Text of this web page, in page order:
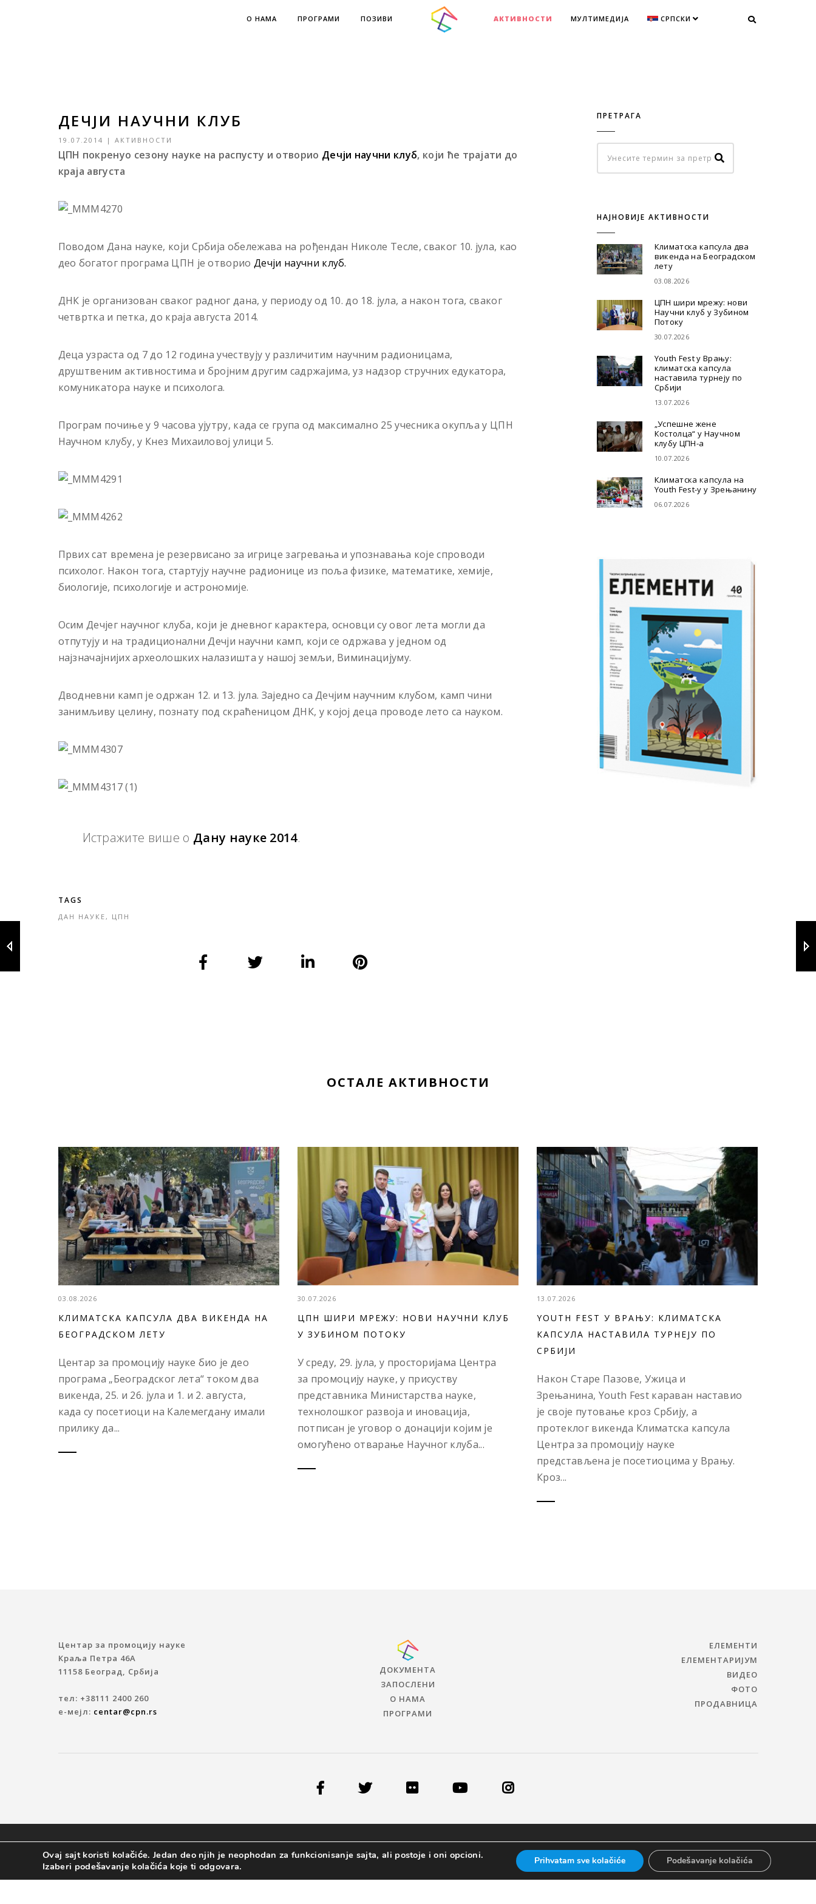
О НАМА ПРОГРАМИ ПОЗИВИ АКТИВНОСТИ МУЛТИМЕДИЈА СРПСКИ
ДЕЧЈИ НАУЧНИ КЛУБ
19.07.2014 | АКТИВНОСТИ
ЦПН покренуо сезону науке на распусту и отворио Дечји научни клуб, који ће трајати до
краја августа
Поводом Дана науке, који Србија обележава на рођендан Николе Тесле, сваког 10. jула, као
део богатог програма ЦПН је отвориоДечји научни клуб.
ДНК је организован сваког радног дана, у периоду од 10. до 18. јула, а након тога, сваког
четвртка и петка, до краја августа 2014.
Деца узраста од 7 до 12 година учествују у различитим научним радионицама,
друштвеним активностима и бројним другим садржајима, уз надзор стручних едукатора,
комуникатора науке и психолога.
Програм почиње у 9 часова ујутру, када се група од максимално 25 учесника окупља у ЦПН
Научном клубу, у Кнез Михаиловој улици 5.
Првих сат времена је резервисано за игрице загревања и упознавања које спроводи
психолог. Након тога, стартују научне радионице из поља физике, математике, хемије,
биологије, психологије и астрономије.
Осим Дечјег научног клуба, који је дневног карактера, основци су овог лета могли да
отпутују и на традиционални Дечји научни камп, који се одржава у једном од
најзначајнијих археолошких налазишта у нашој земљи, Виминацијуму.
Дводневни камп је одржан 12. и 13. jула. Заједно са Дечјим научним клубом, камп чини
занимљиву целину, познату под скраћеницом ДНК, у којој деца проводе лето са науком.
Истражите више о Дану наукe 2014.
TAGS
ДАН НАУКЕ, ЦПН
ПРЕТРАГА
НАЈНОВИЈЕ АКТИВНОСТИ
Климатска капсула два
викенда на Београдском
лету
03.08.2026
ЦПН шири мрежу: нови
Научни клуб у Зубином
Потоку
30.07.2026
Youth Fest у Врању:
климатска капсула
наставила турнеју по
Србији
13.07.2026
„Успешне жене
Костолца“ у Научном
клубу ЦПН-а
10.07.2026
Климатска капсула на
Youth Fest-у у Зрењанину
06.07.2026
ОСТАЛЕ АКТИВНОСТИ
03.08.2026
КЛИМАТСКА КАПСУЛА ДВА ВИКЕНДА НА
БЕОГРАДСКОМ ЛЕТУ
Центар за промоцију науке био је део
програма „Београдског лета“ током два
викенда, 25. и 26. јула и 1. и 2. августа,
када су посетиоци на Калемегдану имали
прилику да...
30.07.2026
ЦПН ШИРИ МРЕЖУ: НОВИ НАУЧНИ КЛУБ
У ЗУБИНОМ ПОТОКУ
У среду, 29. јула, у просторијама Центра
за промоцију науке, у присуству
представника Министарства науке,
технолошког развоја и иновација,
потписан је уговор о донацији којим је
омогућено отварање Научног клуба...
13.07.2026
YOUTH FEST У ВРАЊУ: КЛИМАТСКА
КАПСУЛА НАСТАВИЛА ТУРНЕЈУ ПО
СРБИЈИ
Након Старе Пазове, Ужица и
Зрењанина, Youth Fest караван наставио
је своје путовање кроз Србију, а
протеклог викенда Климатска капсула
Центра за промоцију науке
представљена је посетиоцима у Врању.
Кроз...
Центар за промоцију науке
Краља Петра 46A
11158 Београд, Србија
тел: +38111 2400 260
е-мејл: centar@cpn.rs
ДОКУМЕНТА
ЗАПОСЛЕНИ
О НАМА
ПРОГРАМИ
ЕЛЕМЕНТИ
ЕЛЕМЕНТАРИЈУМ
ВИДЕО
ФОТО
ПРОДАВНИЦА
© 2019 ЦЕНТАР ЗА ПРОМОЦИЈУ НАУКЕ
Ovaj sajt koristi kolačiće. Jedan deo njih je neophodan za funkcionisanje sajta, ali postoje i oni opcioni.
Izaberi podešavanje kolačića koje ti odgovara.
Prihvatam sve kolačiće Podešavanje kolačića